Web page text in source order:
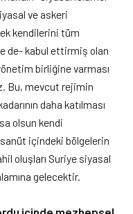
ve askeri
kendilerini tüm
de- kabul ettirmiş olan
birliğine varması
Bu, mevcut rejimin
daha katılması
olsun kendi
içindeki bölgelerin
oluşları Suriye siyasal
gelecektir.